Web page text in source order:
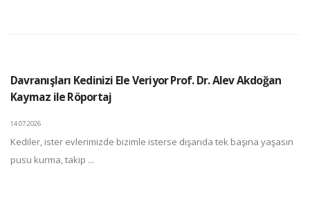
Davranışları Kedinizi Ele Veriyor Prof. Dr. Alev Akdoğan
Kaymaz ile Röportaj
14.07.2026
Kediler, ister evlerimizde bizimle isterse dışarıda tek başına yaşasın
pusu kurma, takip ...